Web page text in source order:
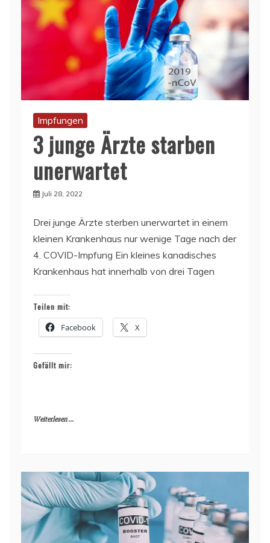
Impfungen
3 junge Ärzte starben
unerwartet
Juli 28, 2022
Drei junge Ärzte sterben unerwartet in einem
kleinen Krankenhaus nur wenige Tage nach der
4. COVID-Impfung Ein kleines kanadisches
Krankenhaus hat innerhalb von drei Tagen
Teilen mit:
Facebook X
Gefällt mir:
Weiterlesen ...